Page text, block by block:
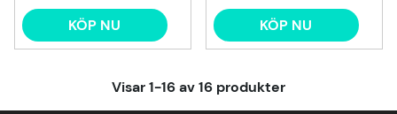
KÖP NU KÖP NU
Visar1-16av16 produkter